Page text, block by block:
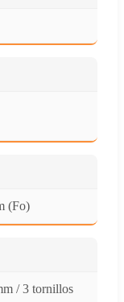
(Fo)
/ 3 tornillos